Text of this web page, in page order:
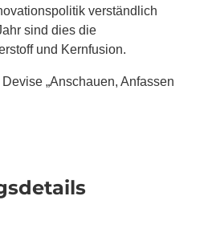
verständlich
sind dies die
und Kernfusion.
„Anschauen, Anfassen